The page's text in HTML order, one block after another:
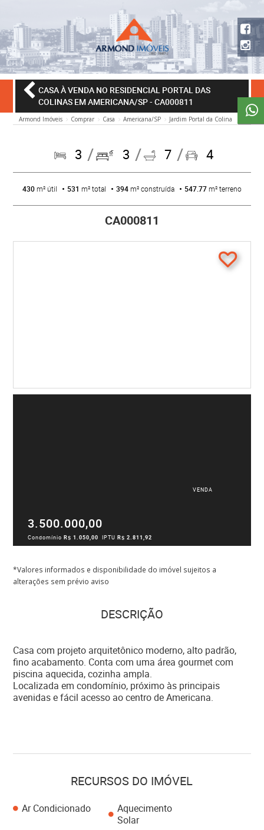
CASA À VENDA NO RESIDENCIAL PORTAL DAS
COLINAS EM AMERICANA/SP- CA000811
Armond Imóveis Comprar Casa Americana/SP Jardim Portal da Colina
3 3 7 4
430m² útil 531 m² total 394m² construída 547.77m² terreno
CA000811
VENDA
3.500.000,00
CondomínioR$ 1.050,00 IPTUR$ 2.811,92
*Valores informados e disponibilidade do imóvel sujeitos a
alterações sem prévio aviso
DESCRIÇÃO
Casa com projeto arquitetônico moderno, alto padrão,
fino acabamento. Conta com uma área gourmet com
piscina aquecida, cozinha ampla.
Localizada em condomínio, próximo às principais
avenidas e fácil acesso ao centro de Americana.
RECURSOS DO IMÓVEL
Ar Condicionado
Aquecimento
Solar